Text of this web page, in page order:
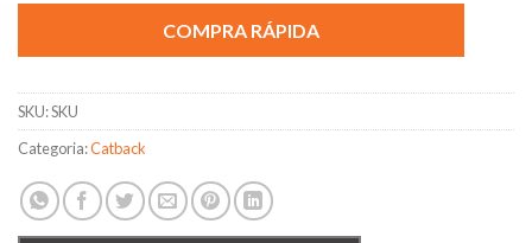
COMPRA RÁPIDA
SKU:SKU
Categoria:Catback